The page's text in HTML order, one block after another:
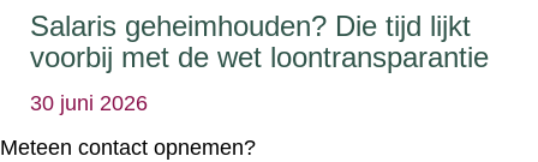
Salaris geheimhouden? Die tijd lijkt
voorbij met de wet loontransparantie
30 juni 2026
Meteen contact opnemen?